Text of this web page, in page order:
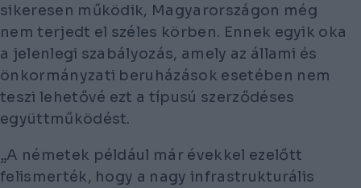
sikeresen működik, Magyarországon még
nem terjedt el széles körben. Ennek egyik oka
a jelenlegi szabályozás, amely az állami és
önkormányzati beruházások esetében nem
teszi lehetővé ezt a típusú szerződéses
együttműködést.
„A németek például már évekkel ezelőtt
felismerték, hogy a nagy infrastrukturális